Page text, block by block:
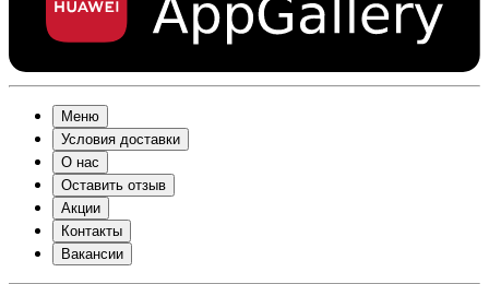
Меню
Условия доставки
О нас
Оставить отзыв
Акции
Контакты
Вакансии